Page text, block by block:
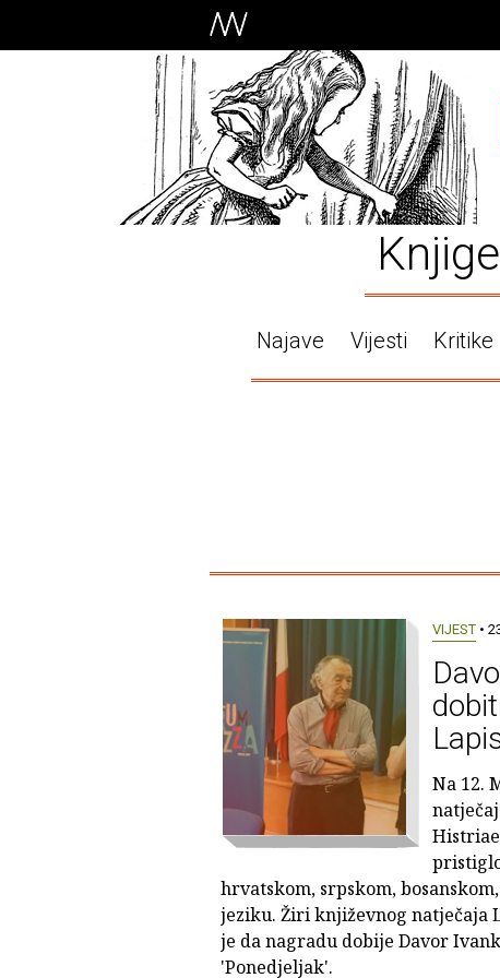
Knjige
Najave Vijesti Kritike
VIJEST •
Na 12.
hrvatskom, srpskom,
jeziku. Žiri književnog natječaja
je da nagradu dobije Davor
'Ponedjeljak'.